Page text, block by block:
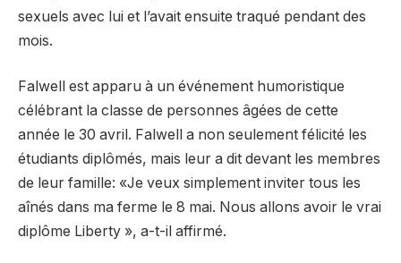
sexuels avec lui et l’avait ensuite traqué pendant des
mois.
Falwell est apparu à un événement humoristique
célébrant la classe de personnes âgées de cette
année le 30 avril. Falwell a non seulement félicité les
étudiants diplômés, mais leur a dit devant les membres
de leur famille: «Je veux simplement inviter tous les
aînés dans ma ferme le 8 mai. Nous allons avoir le vrai
diplôme Liberty », a-t-il affirmé.